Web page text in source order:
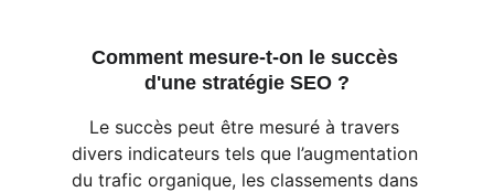
Comment mesure-t-on le succès
d'une stratégie SEO ?
Le succès peut être mesuré à travers
divers indicateurs tels que l’augmentation
du trafic organique, les classements dans